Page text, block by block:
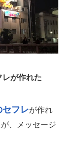
が作れた
セフレが作れ
、メッセージ